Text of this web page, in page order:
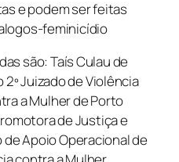
e podem ser feitas
feminicídio
são: Taís Culau de
Juizado de Violência
a Mulher de Porto
de Justiça e
Apoio Operacional de